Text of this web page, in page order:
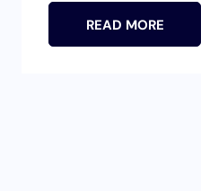
READ MORE